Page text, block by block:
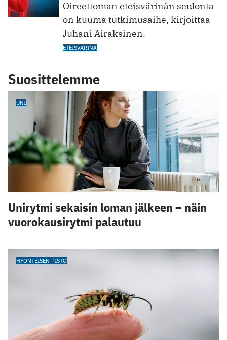
Oireettoman eteisvärinän seulonta
on kuuma tutkimusaihe, kirjoittaa
Juhani Airaksinen.
ETEISVÄRINÄ
Suosittelemme
UNI
Unirytmi sekaisin loman jälkeen – näin
vuorokausirytmi palautuu
HYÖNTEISEN PISTO